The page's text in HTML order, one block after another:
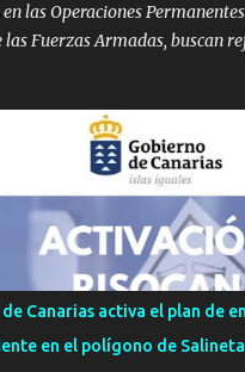
las Operaciones
las Fuerzas Armadas, buscan
nº 50 , perteneciente a
XVI), han comenzado este
en la isla de Gran
llevarán a cabo mediante
Según ha informado el Mando
oficial, estas maniobras tienen
territorial, ejercer un
seguridad en los espacios
de la isla. Operaciones
Canarias activa el plan de
en el polígono de